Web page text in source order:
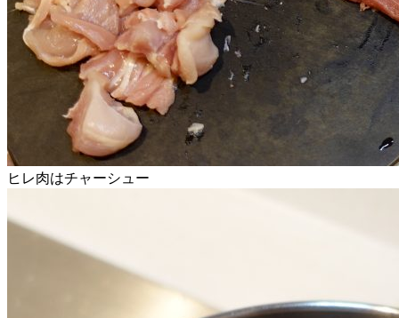
ヒレ肉はチャーシュー